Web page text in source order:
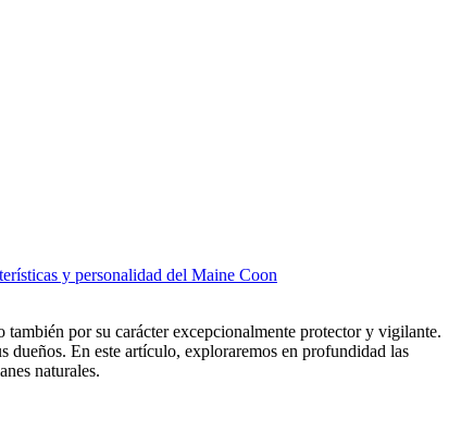
y personalidad del Maine Coon
por su carácter excepcionalmente protector y vigilante.
dueños. En este artículo, exploraremos en profundidad las
naturales.